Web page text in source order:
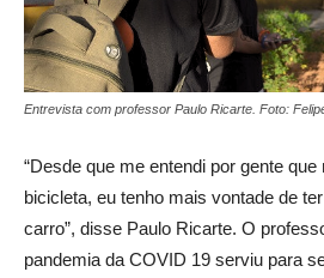
Entrevista com professor Paulo Ricarte. Foto:
“Desde que me entendi por gente
bicicleta, eu tenho mais vontade de
carro”, disse Paulo Ricarte. O
pandemia da COVID 19 serviu para